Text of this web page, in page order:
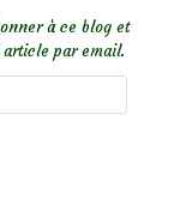
à ce blog et
par email.